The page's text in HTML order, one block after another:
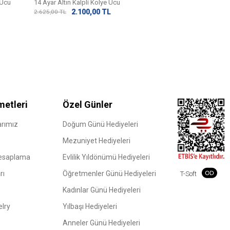
14 Ayar Altın Kalpli Kolye Ucu
2.625,00TL 2.100,00 TL
Özel Günler
Doğum Günü Hediyeleri
Mezuniyet Hediyeleri
Evlilik Yıldönümü Hediyeleri
Öğretmenler Günü Hediyeleri
Kadınlar Günü Hediyeleri
Yılbaşı Hediyeleri
Anneler Günü Hediyeleri
T-Soft